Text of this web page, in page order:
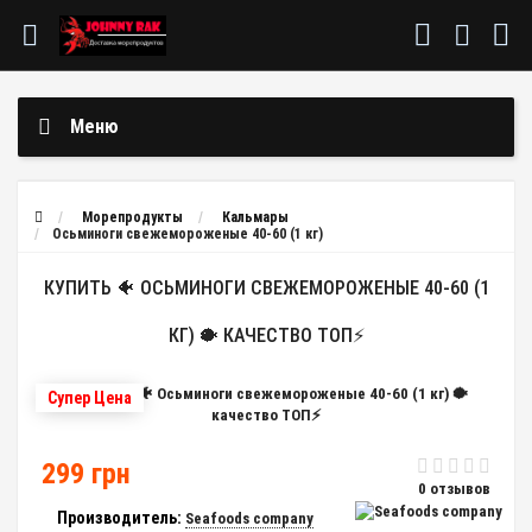
Меню
Морепродукты
Кальмары
Осьминоги свежемороженые 40-60 (1 кг)
КУПИТЬ 🐠 ОСЬМИНОГИ СВЕЖЕМОРОЖЕНЫЕ 40-60 (1
КГ) 🐡 КАЧЕСТВО ТОП⚡
Супер Цена
0 отзывов
299 грн
Производитель: Seafoods company